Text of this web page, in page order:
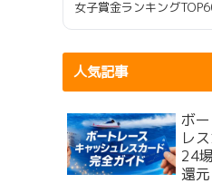
女子賞金ランキング
人気記事
ボ
レ
24
還